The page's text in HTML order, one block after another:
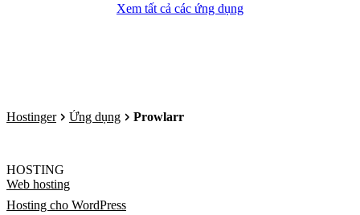
Xem tất cả các ứng dụng
Hostinger Ứng dụng Prowlarr
HOSTING
Web hosting
Hosting cho WordPress